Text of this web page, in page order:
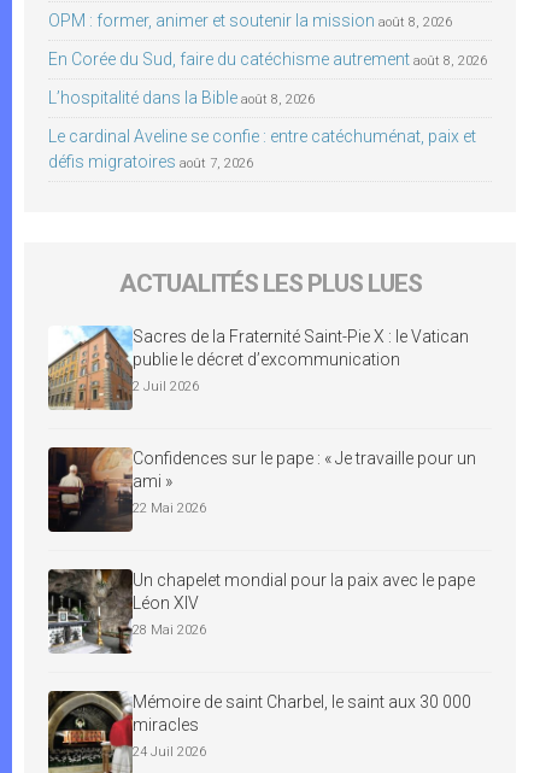
OPM : former, animer et soutenir la mission août 8, 2026
En Corée du Sud, faire du catéchisme autrement août 8, 2026
L’hospitalité dans la Bible août 8, 2026
Le cardinal Aveline se confie : entre catéchuménat, paix et
défis migratoires août 7, 2026
ACTUALITÉS LES PLUS LUES
Sacres de la Fraternité Saint-Pie X : le Vatican
publie le décret d’excommunication
2 Juil 2026
Confidences sur le pape : « Je travaille pour un
ami »
22 Mai 2026
Un chapelet mondial pour la paix avec le pape
Léon XIV
28 Mai 2026
Mémoire de saint Charbel, le saint aux 30 000
miracles
24 Juil 2026